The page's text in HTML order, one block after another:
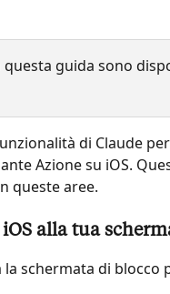
guida sono
di Claude
Azione su iOS.
queste aree.
alla tua
schermata di blocco